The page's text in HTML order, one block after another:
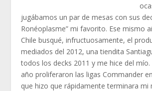
jugábamos un par de mesas con sus
Ronéoplasme” mi favorito. Ese mismo
Chile busqué, infructuosamente, el
mediados del 2012, una tiendita
todos los decks 2011 y me hice del
año proliferaron las ligas Commander
que hizo que rápidamente terminara mi